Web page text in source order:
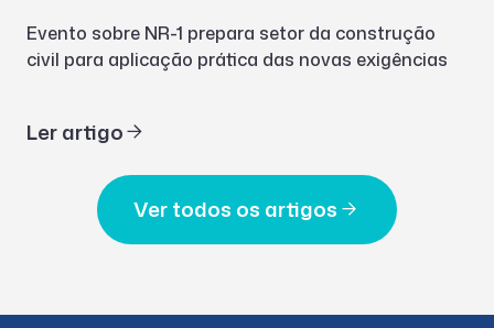
Evento sobre NR-1 prepara setor da construção
civil para aplicação prática das novas exigências
Ler artigo
Ver todos os artigos